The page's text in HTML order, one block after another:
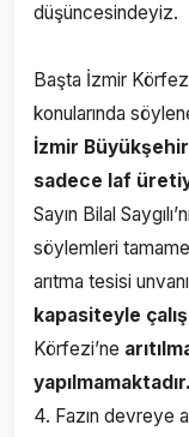
düşüncesindeyiz.
Başta İzmir
konularında
İzmir Büyükşehir
sadece laf
Sayın Bilal
söylemleri
arıtma tesisi
kapasiteyle
Körfezi’ne
yapılmamaktadır.
4. Fazın devreye